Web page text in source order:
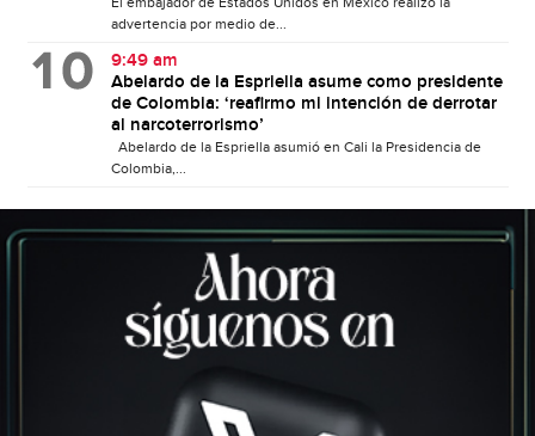
advertencia por medio de...
9:49 am
Abelardo de la Espriella asume como presidente
de Colombia: ‘reafirmo mi intención de derrotar
al narcoterrorismo’
Abelardo de la Espriella asumió en Cali la Presidencia de
Colombia,...